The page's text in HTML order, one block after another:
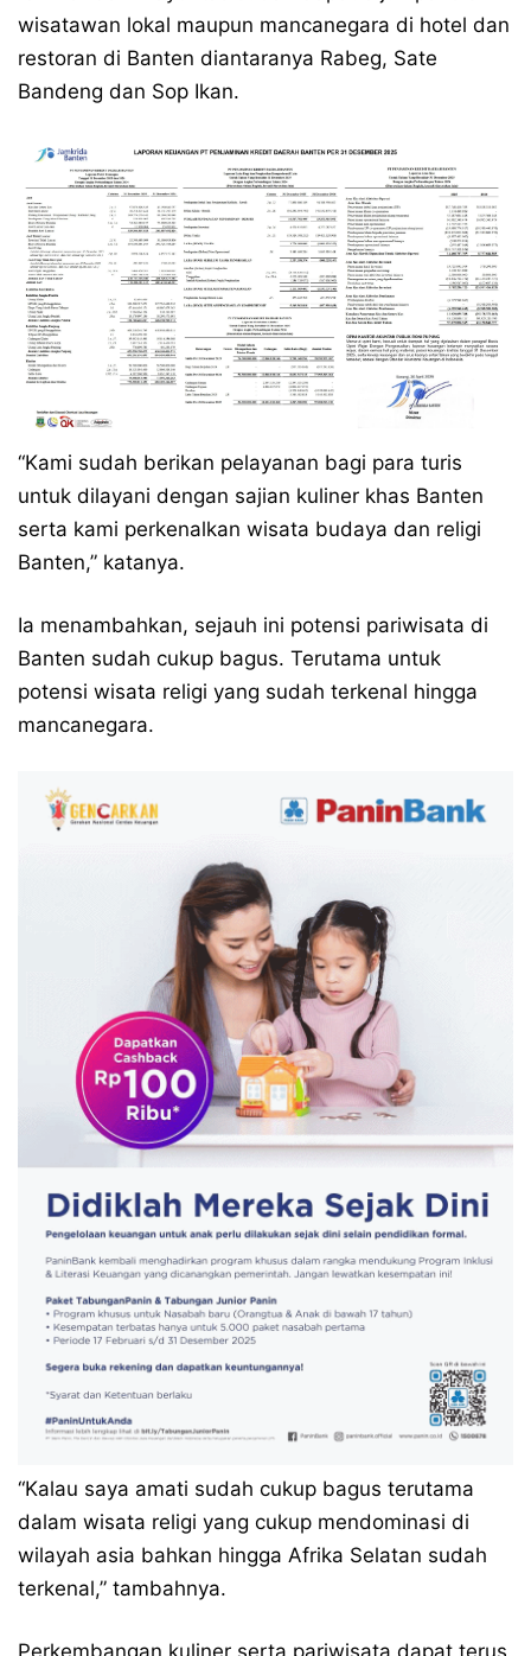
wisatawan lokal maupun mancanegara di hotel dan
restoran di Banten diantaranya Rabeg, Sate
Bandeng dan Sop Ikan.
“Kami sudah berikan pelayanan bagi para turis
untuk dilayani dengan sajian kuliner khas Banten
serta kami perkenalkan wisata budaya dan religi
Banten,” katanya.
Ia menambahkan, sejauh ini potensi pariwisata di
Banten sudah cukup bagus. Terutama untuk
potensi wisata religi yang sudah terkenal hingga
mancanegara.
“Kalau saya amati sudah cukup bagus terutama
dalam wisata religi yang cukup mendominasi di
wilayah asia bahkan hingga Afrika Selatan sudah
terkenal,” tambahnya.